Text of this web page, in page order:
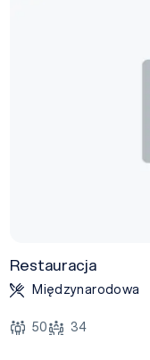
Restauracja
Międzynarodowa
50 34